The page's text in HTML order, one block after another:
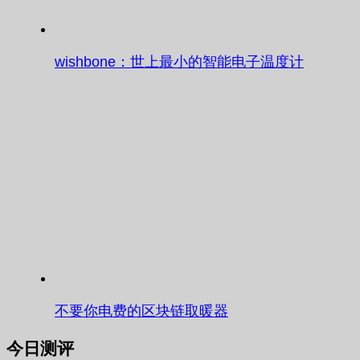
wishbone：世上最小的智能电子温度计
不要你电费的区块链取暖器
今日测评